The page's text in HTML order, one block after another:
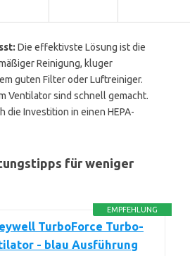
Die effektivste Lösung ist die
Reinigung, kluger
guten Filter oder Luftreiniger.
Ventilator sind schnell gemacht.
die Investition in einen HEPA-
für weniger
EMPFEHLUNG
TurboForce Turbo-
- blau Ausführung